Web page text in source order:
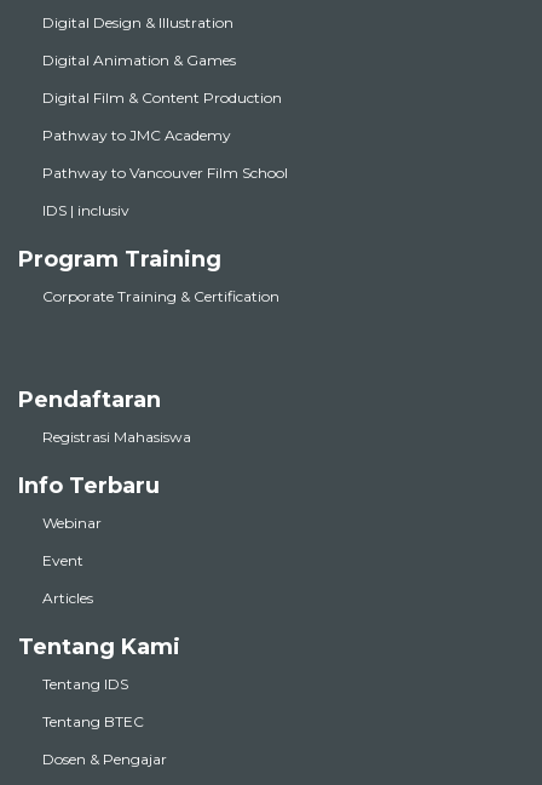
Digital Design & Illustration
Digital Animation & Games
Digital Film & Content Production
Pathway to JMC Academy
Pathway to Vancouver Film School
IDS | inclusiv
Program Training
Corporate Training & Certification
Pendaftaran
Registrasi Mahasiswa
Info Terbaru
Webinar
Event
Articles
Tentang Kami
Tentang IDS
Tentang BTEC
Dosen & Pengajar